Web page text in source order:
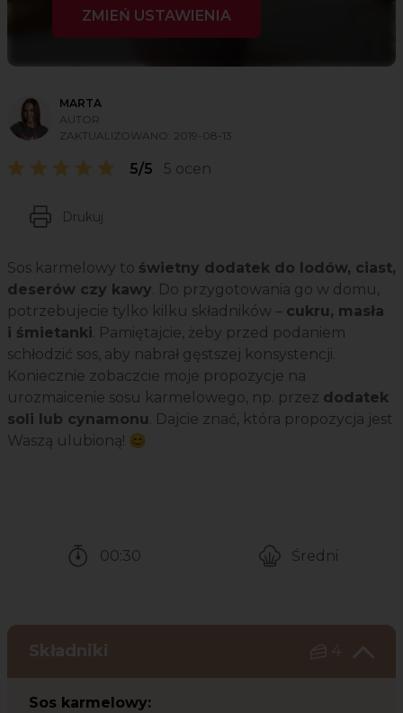
ZMIEŃ USTAWIENIA
MARTA
AUTOR
ZAKTUALIZOWANO: 2019-08-13
5/5 5 ocen
Drukuj
Sos karmelowy to świetny dodatek do lodów, ciast,
deserów czy kawy. Do przygotowania go w domu,
potrzebujecie tylko kilku składników – cukru, masła
i śmietanki. Pamiętajcie, żeby przed podaniem
schłodzić sos, aby nabrał gęstszej konsystencji.
Koniecznie zobaczcie moje propozycje na
urozmaicenie sosu karmelowego, np. przez dodatek
soli lub cynamonu. Dajcie znać, która propozycja jest
Waszą ulubioną! 😊
00:30
Średni
Składniki 4
Sos karmelowy: